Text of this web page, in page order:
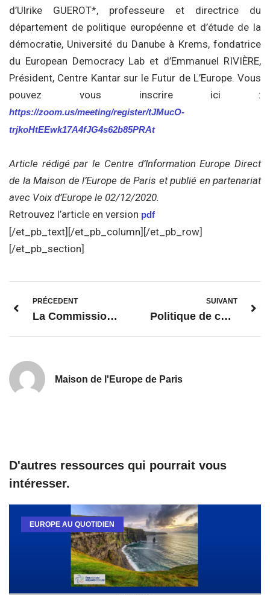
d’Ulrike GUEROT*, professeure et directrice du
département de politique européenne et d’étude de la
démocratie, Université du Danube à Krems, fondatrice
du European Democracy Lab et d’Emmanuel RIVIÈRE,
Président, Centre Kantar sur le Futur de L’Europe. Vous
pouvez vous inscrire ici :
https://zoom.us/meeting/register/tJMucO-
trjkoHtEEwk17A4fJG4s62b85PRAt
Article rédigé par le Centre d’Information Europe Direct
de la Maison de l’Europe de Paris et publié en partenariat
avec Voix d’Europe le 02/12/2020.
Retrouvez l’article en version pdf
[/et_pb_text][/et_pb_column][/et_pb_row]
[/et_pb_section]
PRÉCEDENT
La Commission investit 3,9 millions d’euros pour soutenir le journalisme d’investigation et la liberté des médias
SUIVANT
Politique de cohésion de l’UE : La Commission et la BERD encouragent l’utilisation innovante des données dans les marchés publics faisant intervenir des fonds de l’UE
Maison de l'Europe de Paris
D'autres ressources qui pourrait vous
intéresser.
EUROPE AU QUOTIDIEN